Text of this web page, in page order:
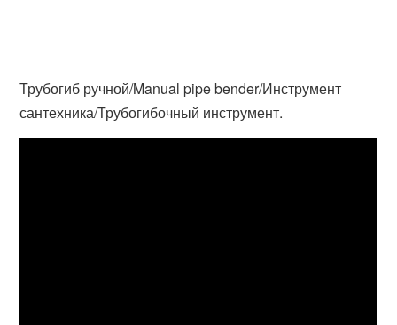
Трубогиб ручной/Manual pipe bender/Инструмент
сантехника/Трубогибочный инструмент.